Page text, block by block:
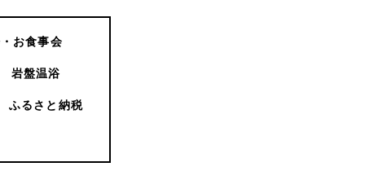
お食事会
岩盤温浴
ふるさと納税